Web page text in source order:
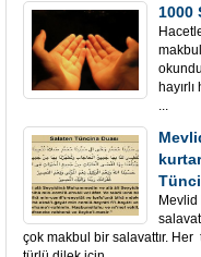
1000
...
çok makbul bir salavattır. Her